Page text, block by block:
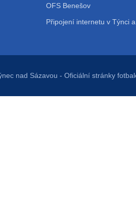
OFS Benešov
Připojení internetu v Týnci
nad Sázavou - Oficiální stránky